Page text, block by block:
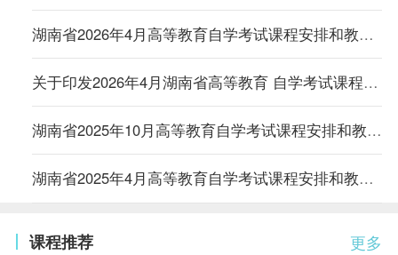
湖南省2026年4月高等教育自学考试课程安排和教材变更汇总表
关于印发2026年4月湖南省高等教育 自学考试课程考试安排及教材目录的通知
湖南省2025年10月高等教育自学考试课程安排和教材变更汇总表
湖南省2025年4月高等教育自学考试课程安排和教材变更汇总表
更多
课程推荐